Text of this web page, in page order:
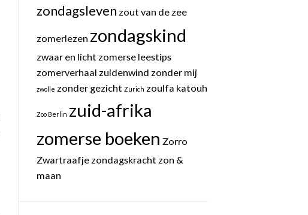
zondagsleven zout van de zee
zomerlezen zondagskind
zwaar en licht zomerse leestips
zomerverhaal zuidenwind zonder mij
zwolle zonder gezicht Zurich zoulfa katouh
Zoo Berlin zuid-afrika
zomerse boeken Zorro
Zwartraafje zondagskracht zon &
maan